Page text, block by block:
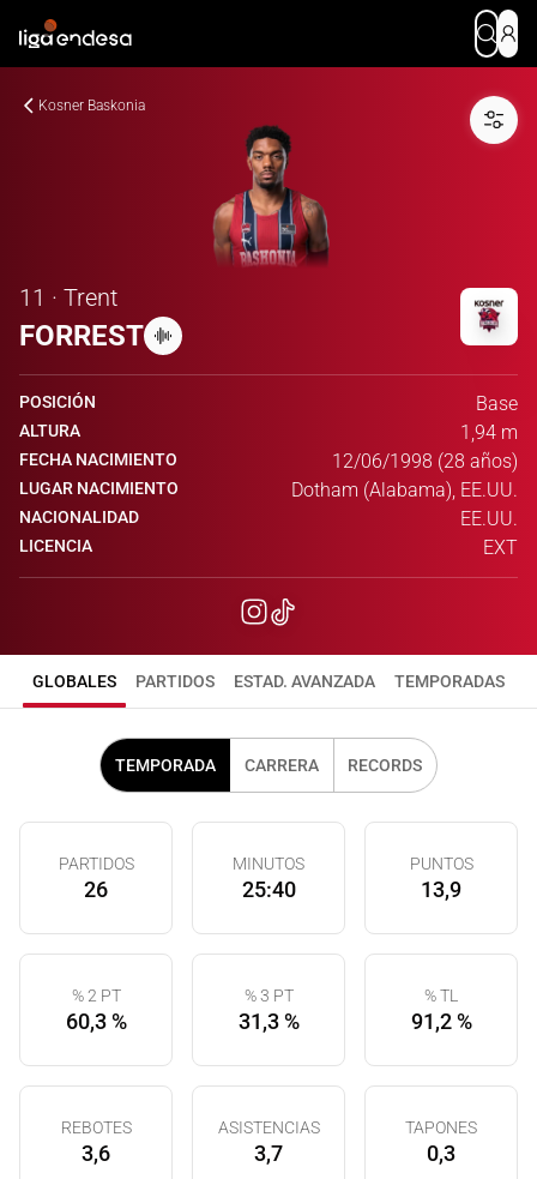
Kosner Baskonia
11 · Trent
FORREST
POSICIÓN Base
ALTURA 1,94 m
FECHA NACIMIENTO 12/06/1998 (28 años)
LUGAR NACIMIENTO Dotham (Alabama), EE.UU.
NACIONALIDAD EE.UU.
LICENCIA EXT
GLOBALES PARTIDOS ESTAD. AVANZADA TEMPORADAS
TEMPORADA CARRERA RECORDS
PARTIDOS
26
MINUTOS
25:40
PUNTOS
13,9
% 2 PT
60,3 %
% 3 PT
31,3 %
% TL
91,2 %
REBOTES
3,6
ASISTENCIAS
3,7
TAPONES
0,3